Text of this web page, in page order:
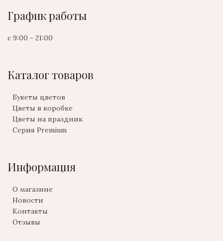
График работы
с 9:00 - 21:00
Каталог товаров
Букеты цветов
Цветы в коробке
Цветы на праздник
Серия Premium
Информация
О магазине
Новости
Контакты
Отзывы